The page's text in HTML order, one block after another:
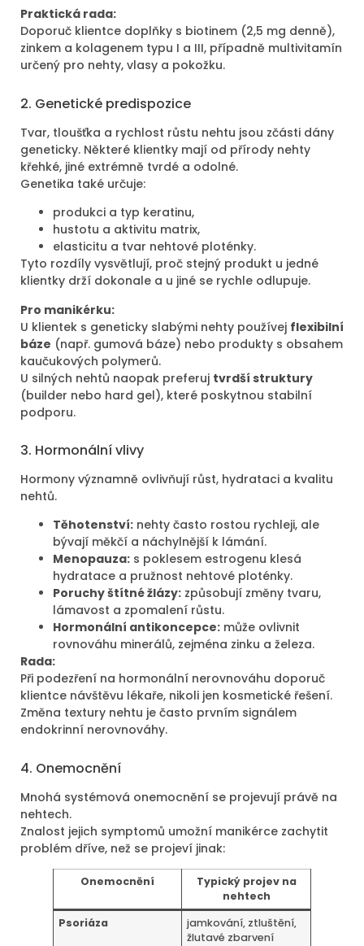
Praktická rada:
Doporuč klientce doplňky s biotinem (2,5 mg denně),
zinkem a kolagenem typu I a III, případně multivitamín
určený pro nehty, vlasy a pokožku.
2. Genetické predispozice
Tvar, tloušťka a rychlost růstu nehtu jsou zčásti dány
geneticky. Některé klientky mají od přírody nehty
křehké, jiné extrémně tvrdé a odolné.
Genetika také určuje:
produkci a typ keratinu,
hustotu a aktivitu matrix,
elasticitu a tvar nehtové ploténky.
Tyto rozdíly vysvětlují, proč stejný produkt u jedné
klientky drží dokonale a u jiné se rychle odlupuje.
Pro manikérku:
U klientek s geneticky slabými nehty používej flexibilní
báze (např. gumová báze) nebo produkty s obsahem
kaučukových polymerů.
U silných nehtů naopak preferuj tvrdší struktury
(builder nebo hard gel), které poskytnou stabilní
podporu.
3. Hormonální vlivy
Hormony významně ovlivňují růst, hydrataci a kvalitu
nehtů.
Těhotenství: nehty často rostou rychleji, ale
bývají měkčí a náchylnější k lámání.
Menopauza: s poklesem estrogenu klesá
hydratace a pružnost nehtové ploténky.
Poruchy štítné žlázy: způsobují změny tvaru,
lámavost a zpomalení růstu.
Hormonální antikoncepce: může ovlivnit
rovnováhu minerálů, zejména zinku a železa.
Rada:
Při podezření na hormonální nerovnováhu doporuč
klientce návštěvu lékaře, nikoli jen kosmetické řešení.
Změna textury nehtu je často prvním signálem
endokrinní nerovnováhy.
4. Onemocnění
Mnohá systémová onemocnění se projevují právě na
nehtech.
Znalost jejich symptomů umožní manikérce zachytit
problém dříve, než se projeví jinak:
Onemocnění
Typický projev na
nehtech
Psoriáza
jamkování, ztluštění,
žlutavé zbarvení